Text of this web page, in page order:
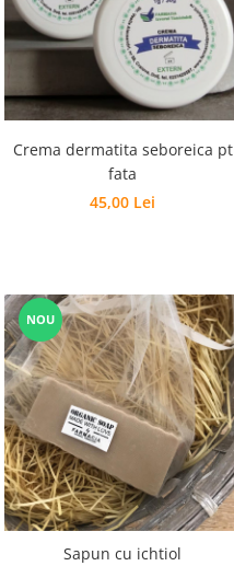
Crema dermatita seboreica pt
fata
45,00 Lei
NOU
Sapun cu ichtiol